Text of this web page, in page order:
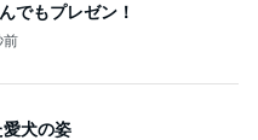
でもプレゼン！
前
犬の姿